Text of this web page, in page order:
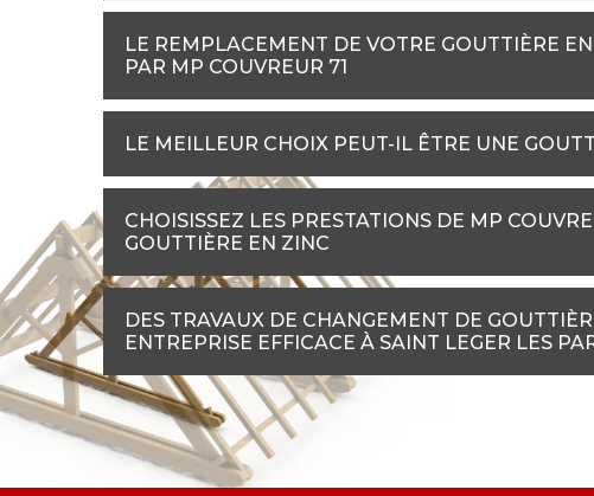
LE REMPLACEMENT DE VOTRE GOUTTIÈRE
PAR MP COUVREUR 71
LE MEILLEUR CHOIX PEUT-IL ÊTRE UNE
CHOISISSEZ LES PRESTATIONS DE MP
GOUTTIÈRE EN ZINC
DES TRAVAUX DE CHANGEMENT DE
ENTREPRISE EFFICACE À SAINT LEGER LES